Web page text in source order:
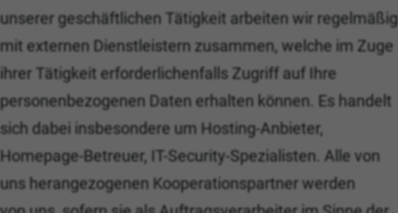
unserer geschäftlichen Tätigkeit arbeiten wir regelmäßig
mit externen Dienstleistern zusammen, welche im Zuge
ihrer Tätigkeit erforderlichenfalls Zugriff auf Ihre
personenbezogenen Daten erhalten können. Es handelt
sich dabei insbesondere um Hosting-Anbieter,
Homepage-Betreuer, IT-Security-Spezialisten. Alle von
uns herangezogenen Kooperationspartner werden